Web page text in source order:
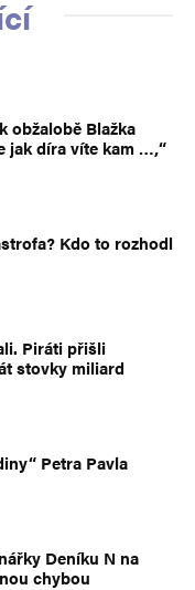
obžalobě Blažka
jak díra víte kam …,“
Kdo to rozhodl
Piráti přišli
stovky miliard
Petra Pavla
Deníku N na
chybou